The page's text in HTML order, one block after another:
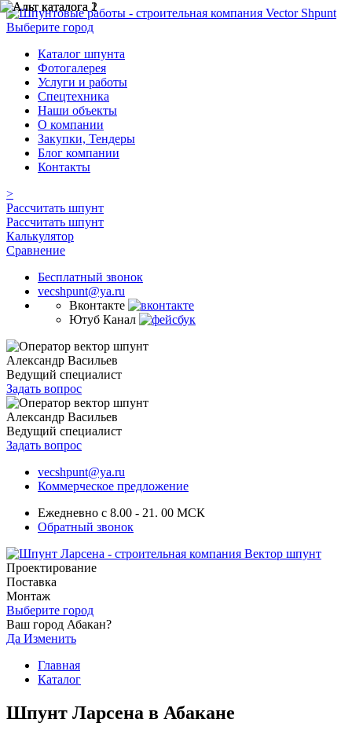
Выберите город
Каталог шпунта
Фотогалерея
Услуги и работы
Спецтехника
Наши объекты
О компании
Закупки, Тендеры
Блог компании
Контакты
>
Рассчитать шпунт
Рассчитать шпунт
Калькулятор
Сравнение
Бесплатный звонок
vecshpunt@ya.ru
Вконтакте
Ютуб Канал
Александр Васильев
Ведущий специалист
Задать вопрос
Александр Васильев
Ведущий специалист
Задать вопрос
vecshpunt@ya.ru
Коммерческое предложение
Ежедневно с 8.00 - 21. 00 МСК
Обратный звонок
Проектирование
Поставка
Монтаж
Выберите город
Ваш город Абакан?
Да Изменить
Главная
Каталог
Шпунт Ларсена в Абакане